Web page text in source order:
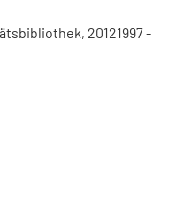
20121997 -